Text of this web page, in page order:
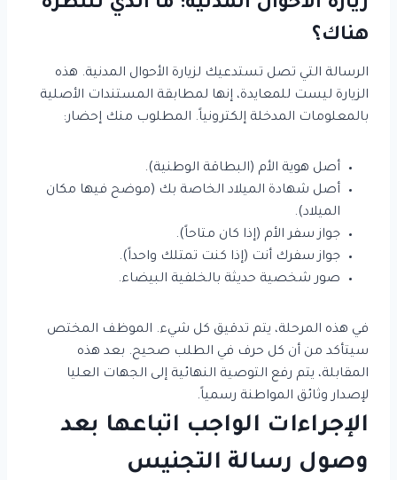
زيارة الأحوال المدنية: ما الذي تنتظره
هناك؟
الرسالة التي تصل تستدعيك لزيارة الأحوال المدنية. هذه
الزيارة ليست للمعايدة، إنها لمطابقة المستندات الأصلية
بالمعلومات المدخلة إلكترونياً. المطلوب منك إحضار:
أصل هوية الأم (البطاقة الوطنية).
أصل شهادة الميلاد الخاصة بك (موضح فيها مكان
الميلاد).
جواز سفر الأم (إذا كان متاحاً).
جواز سفرك أنت (إذا كنت تمتلك واحداً).
صور شخصية حديثة بالخلفية البيضاء.
في هذه المرحلة، يتم تدقيق كل شيء. الموظف المختص
سيتأكد من أن كل حرف في الطلب صحيح. بعد هذه
المقابلة، يتم رفع التوصية النهائية إلى الجهات العليا
لإصدار وثائق المواطنة رسمياً.
الإجراءات الواجب اتباعها بعد
وصول رسالة التجنيس